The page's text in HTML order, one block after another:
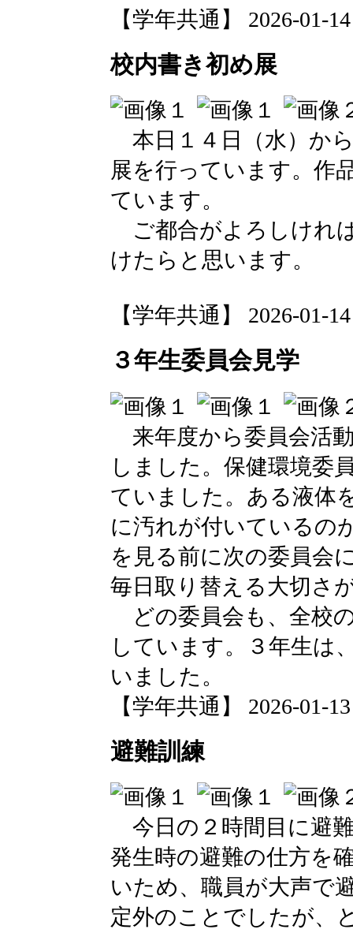
【学年共通】 2026-01-
校内書き初め展
本日１４日（水）か
展を行っています。作
ています。
ご都合がよろしけれ
けたらと思います。
【学年共通】 2026-01-
３年生委員会見学
来年度から委員会活
しました。保健環境委
ていました。ある液体
に汚れが付いているの
を見る前に次の委員会
毎日取り替える大切さ
どの委員会も、全校
しています。３年生は
いました。
【学年共通】 2026-01-
避難訓練
今日の２時間目に避
発生時の避難の仕方を
いため、職員が大声で
定外のことでしたが、